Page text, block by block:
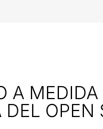
A
DEL OPEN